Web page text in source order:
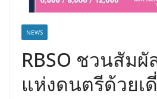
NEWS
RBSO ชวนสัม
แห่งดนตรีด้วยเ